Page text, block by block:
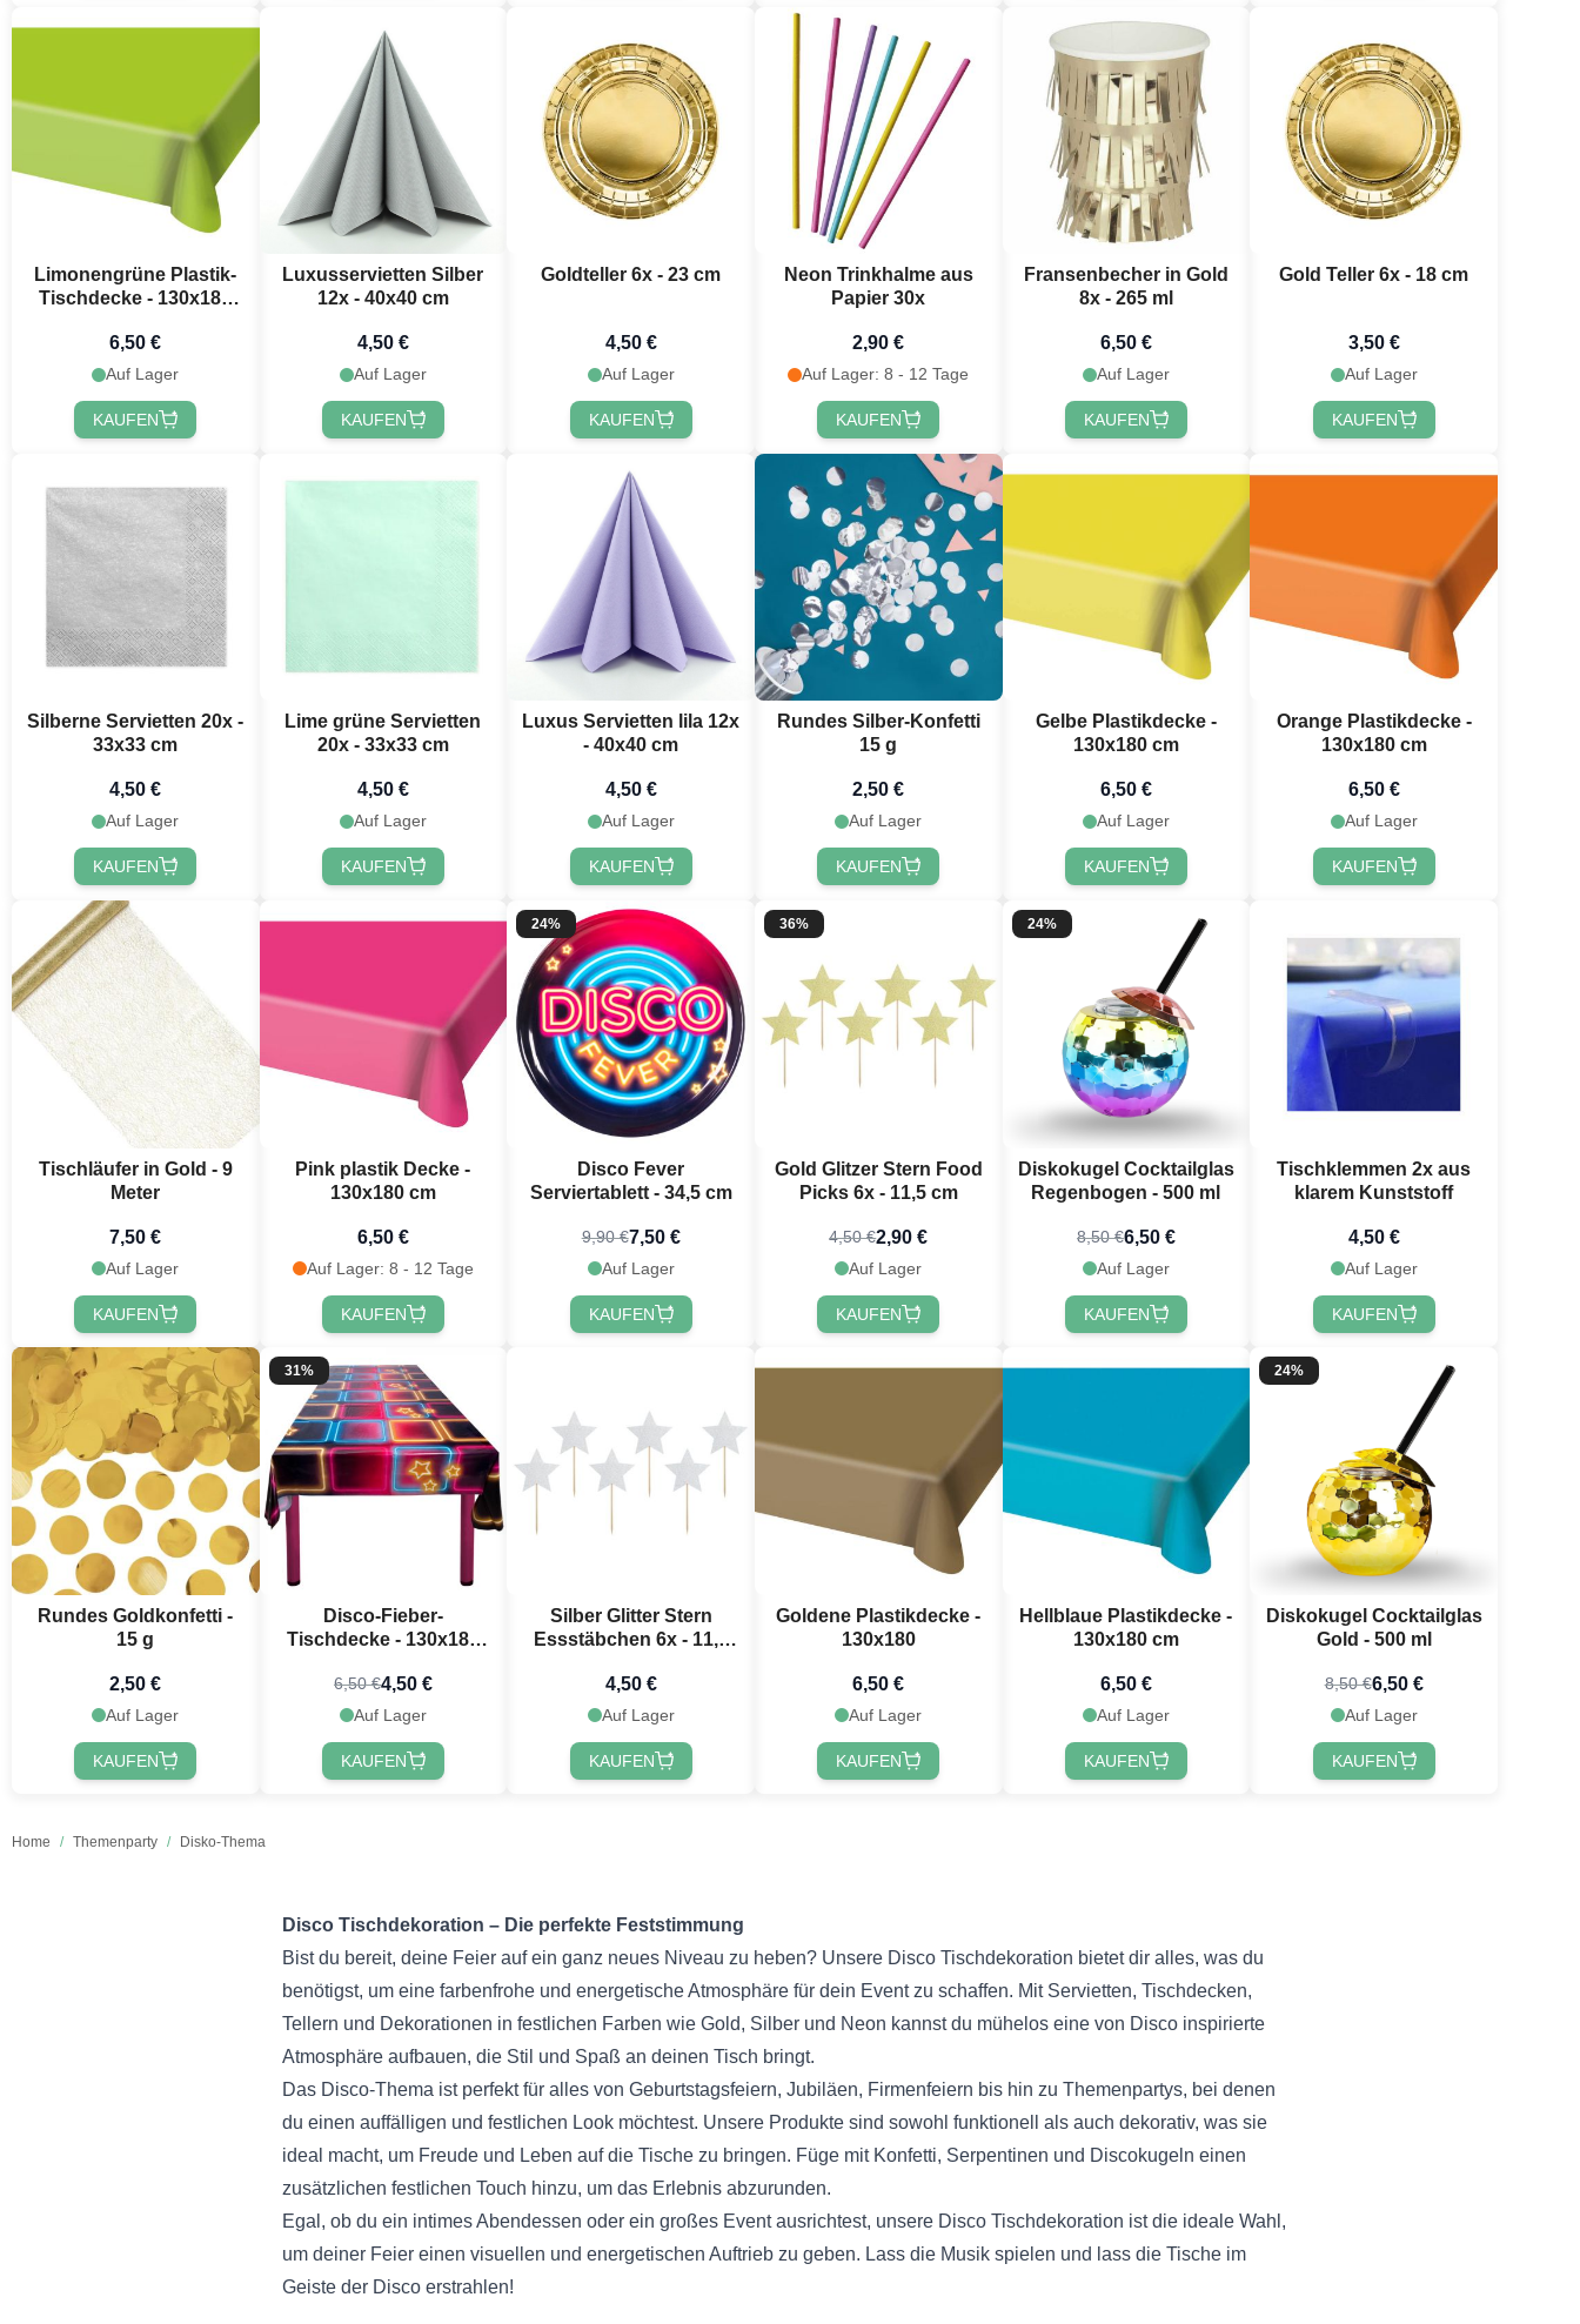
Home / Themenparty / Disko-Thema
Limonengrüne Plastik-
Tischdecke - 130x180
6,50 €
Auf Lager
KAUFEN
Luxusservietten Silber
12x - 40x40 cm
4,50 €
Auf Lager
KAUFEN
Goldteller 6x - 23 cm
4,50 €
Auf Lager
KAUFEN
Neon Trinkhalme aus
Papier 30x
2,90 €
Auf Lager: 8 - 12 Tage
KAUFEN
Fransenbecher in Gold
8x - 265 ml
6,50 €
Auf Lager
KAUFEN
Gold Teller 6x - 18 cm
3,50 €
Auf Lager
KAUFEN
Silberne Servietten 20x -
33x33 cm
4,50 €
Auf Lager
KAUFEN
Lime grüne Servietten
20x - 33x33 cm
4,50 €
Auf Lager
KAUFEN
Luxus Servietten lila 12x
- 40x40 cm
4,50 €
Auf Lager
KAUFEN
Rundes Silber-Konfetti
15 g
2,50 €
Auf Lager
KAUFEN
Gelbe Plastikdecke -
130x180 cm
6,50 €
Auf Lager
KAUFEN
Orange Plastikdecke -
130x180 cm
6,50 €
Auf Lager
KAUFEN
Tischläufer in Gold - 9
Meter
7,50 €
Auf Lager
KAUFEN
Pink plastik Decke -
130x180 cm
6,50 €
Auf Lager: 8 - 12 Tage
KAUFEN
24%
Disco Fever
Serviertablett - 34,5 cm
9,90 €7,50 €
Auf Lager
KAUFEN
36%
Gold Glitzer Stern Food
Picks 6x - 11,5 cm
4,50 €2,90 €
Auf Lager
KAUFEN
24%
Diskokugel Cocktailglas
Regenbogen - 500 ml
8,50 €6,50 €
Auf Lager
KAUFEN
Tischklemmen 2x aus
klarem Kunststoff
4,50 €
Auf Lager
KAUFEN
Rundes Goldkonfetti -
15 g
2,50 €
Auf Lager
KAUFEN
31%
Disco-Fieber-
Tischdecke - 130x180
6,50 €4,50 €
Auf Lager
KAUFEN
Silber Glitter Stern
Essstäbchen 6x - 11,5
4,50 €
Auf Lager
KAUFEN
Goldene Plastikdecke -
130x180
6,50 €
Auf Lager
KAUFEN
Hellblaue Plastikdecke -
130x180 cm
6,50 €
Auf Lager
KAUFEN
24%
Diskokugel Cocktailglas
Gold - 500 ml
8,50 €6,50 €
Auf Lager
KAUFEN
Disco Tischdekoration – Die perfekte Feststimmung
Bist du bereit, deine Feier auf ein ganz neues Niveau zu heben? Unsere Disco Tischdekoration bietet dir alles, was du
benötigst, um eine farbenfrohe und energetische Atmosphäre für dein Event zu schaffen. Mit Servietten, Tischdecken,
Tellern und Dekorationen in festlichen Farben wie Gold, Silber und Neon kannst du mühelos eine von Disco inspirierte
Atmosphäre aufbauen, die Stil und Spaß an deinen Tisch bringt.
Das Disco-Thema ist perfekt für alles von Geburtstagsfeiern, Jubiläen, Firmenfeiern bis hin zu Themenpartys, bei denen
du einen auffälligen und festlichen Look möchtest. Unsere Produkte sind sowohl funktionell als auch dekorativ, was sie
ideal macht, um Freude und Leben auf die Tische zu bringen. Füge mit Konfetti, Serpentinen und Discokugeln einen
zusätzlichen festlichen Touch hinzu, um das Erlebnis abzurunden.
Egal, ob du ein intimes Abendessen oder ein großes Event ausrichtest, unsere Disco Tischdekoration ist die ideale Wahl,
um deiner Feier einen visuellen und energetischen Auftrieb zu geben. Lass die Musik spielen und lass die Tische im
Geiste der Disco erstrahlen!
Möchtest du 10 % Rabatt
erhalten? 🎁
10 % Rabatt
auf deine nächste
Bestellung, indem du dich für unseren
festlichen Newsletter anmeldest 🎉
Jetzt registrieren!